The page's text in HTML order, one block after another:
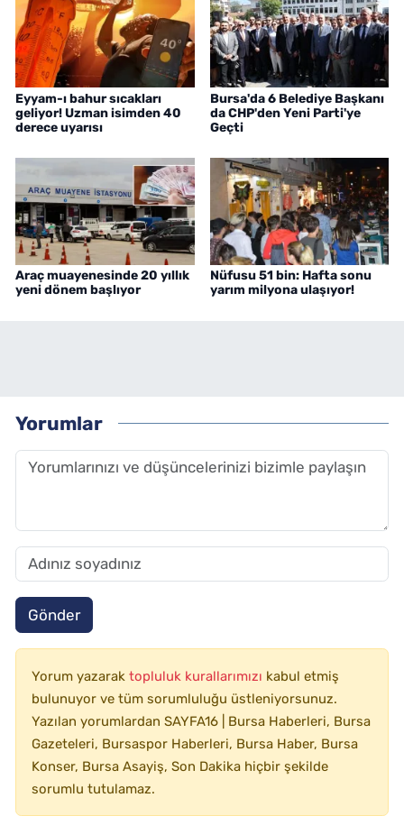
Eyyam-ı bahur sıcakları
geliyor! Uzman isimden 40
derece uyarısı
Bursa'da 6 Belediye Başkanı
da CHP'den Yeni Parti'ye
Geçti
Araç muayenesinde 20 yıllık
yeni dönem başlıyor
Nüfusu 51 bin: Hafta sonu
yarım milyona ulaşıyor!
Yorumlar
Gönder
Yorum yazarak topluluk kurallarımızı kabul etmiş
bulunuyor ve tüm sorumluluğu üstleniyorsunuz.
Yazılan yorumlardan SAYFA16 | Bursa Haberleri, Bursa
Gazeteleri, Bursaspor Haberleri, Bursa Haber, Bursa
Konser, Bursa Asayiş, Son Dakika hiçbir şekilde
sorumlu tutulamaz.